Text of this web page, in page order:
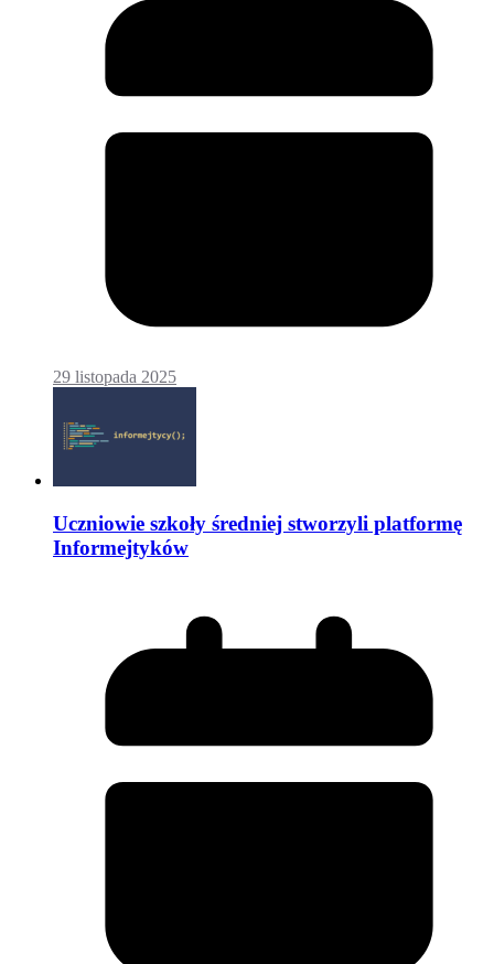
29 listopada 2025
Uczniowie szkoły średniej stworzyli platformę
Informejtyków